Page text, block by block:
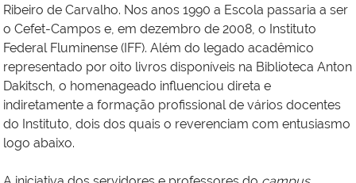
Ribeiro de Carvalho. Nos anos 1990 a Escola passaria a ser
o Cefet-Campos e, em dezembro de 2008, o Instituto
Federal Fluminense (IFF). Além do legado acadêmico
representado por oito livros disponíveis na Biblioteca Anton
Dakitsch, o homenageado influenciou direta e
indiretamente a formação profissional de vários docentes
do Instituto, dois dos quais o reverenciam com entusiasmo
logo abaixo.